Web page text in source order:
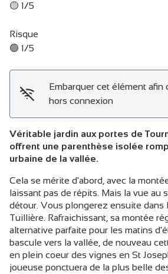
🟡 1/5
Risque
🟢 1/5
Embarquer cet élément afin
hors connexion
Véritable jardin aux portes de
offrent une parenthèse isolée
urbaine de la vallée.
Cela se mérite d'abord, avec la
laissant pas de répits. Mais la vue au
détour. Vous plongerez ensuite dans
Tuillière. Rafraichissant, sa montée
alternative parfaite pour les matins
bascule vers la vallée, de nouveau
en plein coeur des vignes en St
joueuse ponctuera de la plus belle